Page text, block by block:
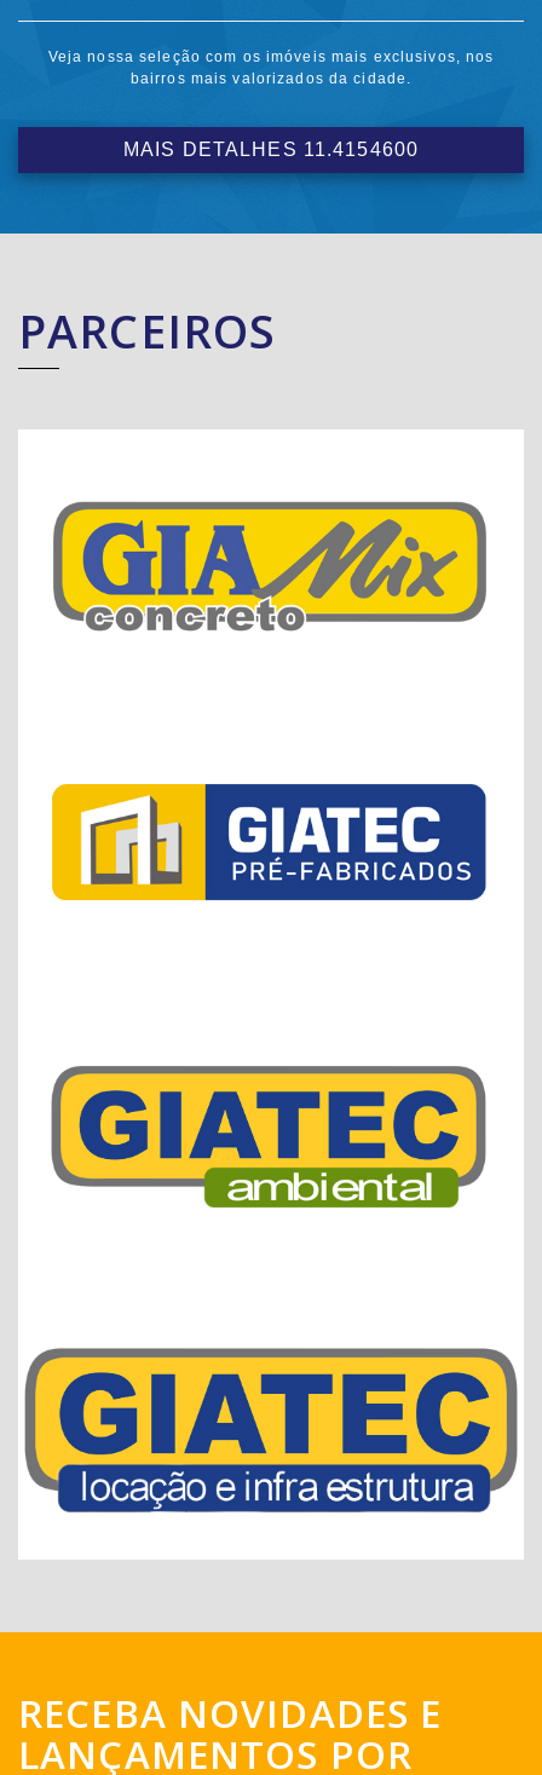
Veja nossa seleção com os imóveis mais exclusivos, nos
bairros mais valorizados da cidade.
MAIS DETALHES 11.4154600
PARCEIROS
RECEBA NOVIDADES E
LANÇAMENTOS POR